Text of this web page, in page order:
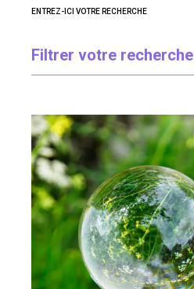
ENTREZ-ICI VOTRE RECHERCHE
Filtrer votre recherche